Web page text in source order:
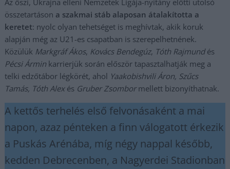
Az őszi, Ukrajna elleni Nemzetek Ligája-nyitány előtti utolsó
összetartáson a szakmai stáb alaposan átalakította a
keretet: nyolc olyan tehetséget is meghívtak, akik koruk
alapján még az U21-es csapatban is szerepelhetnének.
Közülük Markgráf Ákos, Kovács Bendegúz, Tóth Rajmundés
Pécsi Ármin karrierjük során először tapasztalhatják meg a
telki edzőtábor légkörét, ahol Yaakobishvili Áron, Szűcs
Tamás, Tóth Alexés Gruber Zsombormellett bizonyíthatnak.
A kettős terhelés első felvonásaként a mai
napon, azaz pénteken a finn válogatott érkezik
a Puskás Arénába, míg négy nappal később,
kedden Debrecenben, a Nagyerdei Stadionban